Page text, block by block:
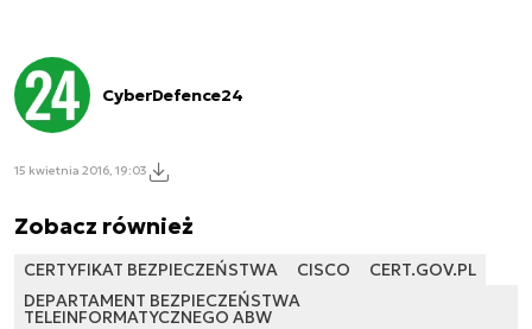
CyberDefence24
15 kwietnia 2016, 19:03
Zobacz również
CERTYFIKAT BEZPIECZEŃSTWA CISCO
CERT.GOV.PL
DEPARTAMENT BEZPIECZEŃSTWA
TELEINFORMATYCZNEGO ABW